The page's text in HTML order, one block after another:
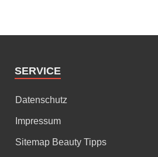
SERVICE
Datenschutz
Impressum
Sitemap Beauty Tipps